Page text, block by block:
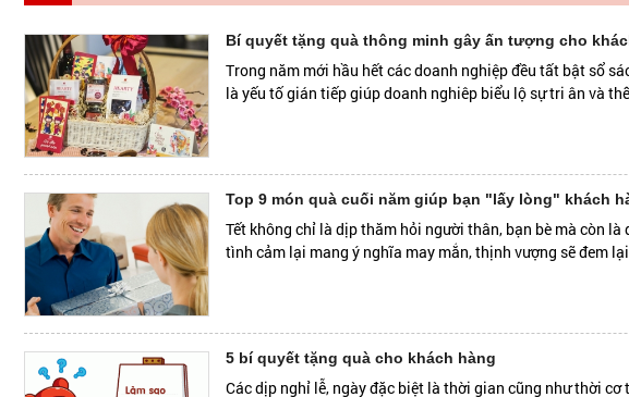
Bí quyết tặng quà thông minh gây ấn tượng cho
Trong năm mới hầu hết các doanh nghiệp đều tất bật sổ
là yếu tố gián tiếp giúp doanh nghiêp biểu lộ sự tri ân và
Top 9 món quà cuối năm giúp bạn "lấy lòng" khách
Tết không chỉ là dịp thăm hỏi người thân, bạn bè mà còn
tình cảm lại mang ý nghĩa may mắn, thịnh vượng sẽ đem
5 bí quyết tặng quà cho khách hàng
Các dịp nghỉ lễ, ngày đặc biệt là thời gian cũng như thời